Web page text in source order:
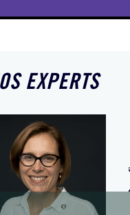
EXPERTS